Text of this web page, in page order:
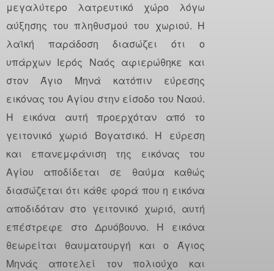
μεγαλύτερο λατρευτικό χώρο λόγω
αύξησης του πληθυσμού του χωριού. Η
λαϊκή παράδοση διασώζει ότι ο
υπάρχων Ιερός Ναός αφιερώθηκε και
στον Άγιο Μηνά κατόπιν εύρεσης
εικόνας του Αγίου στην είσοδο του Ναού.
Η εικόνα αυτή προερχόταν από το
γειτονικό χωριό Βογατσικό. Η εύρεση
και επανεμφάνιση της εικόνας του
Αγίου αποδίδεται σε θαύμα καθώς
διασώζεται ότι κάθε φορά που η εικόνα
αποδιδόταν στο γειτονικό χωριό, αυτή
επέστρεφε στο Δρυόβουνο. Η εικόνα
θεωρείται θαυματουργή και ο Άγιος
Μηνάς αποτελεί τον πολιούχο και